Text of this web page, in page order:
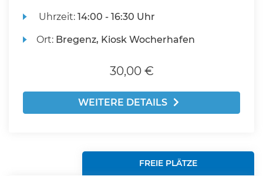
Uhrzeit:14:00 - 16:30 Uhr
Ort: Bregenz, Kiosk Wocherhafen
30,00 €
WEITERE DETAILS
FREIE PLÄTZE